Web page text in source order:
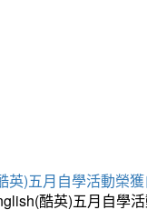
)五月自學活動榮
酷英)五月自學